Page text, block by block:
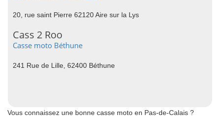
20, rue saint Pierre 62120 Aire sur la Lys
Cass 2 Roo
Casse moto Béthune
241 Rue de Lille, 62400 Béthune
Vous connaissez une bonne casse moto en Pas-de-Calais ?